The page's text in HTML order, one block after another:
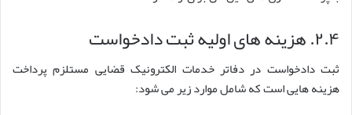
۲.۴. هزینه های اولیه ثبت دادخواست
ثبت دادخواست در دفاتر خدمات الکترونیک قضایی مستلزم پرداخت
هزینه هایی است که شامل موارد زیر می شود: